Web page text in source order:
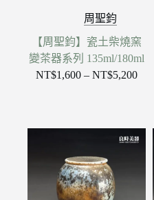
周聖鈞
【周聖鈞】瓷土柴燒窯
變茶器系列 135ml/180ml
NT$1,600 – NT$5,200價
圍